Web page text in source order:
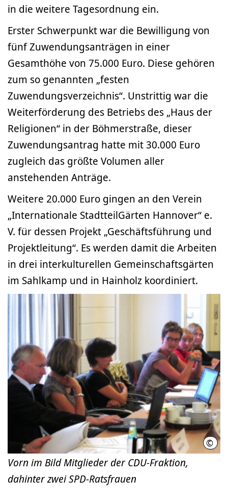
in die weitere Tagesordnung ein.
Erster Schwerpunkt war die Bewilligung von
fünf Zuwendungsanträgen in einer
Gesamthöhe von 75.000 Euro. Diese gehören
zum so genannten „festen
Zuwendungsverzeichnis“. Unstrittig war die
Weiterförderung des Betriebs des „Haus der
Religionen“ in der Böhmerstraße, dieser
Zuwendungs­antrag hatte mit 30.000 Euro
zugleich das größte Volumen aller
anstehenden Anträge.
Weitere 20.000 Euro gingen an den Verein
„Internationale StadtteilGärten Hannover“ e.
V. für dessen Projekt „Geschäftsführung und
Projektleitung“. Es werden damit die Arbeiten
in drei interkulturellen Gemeinschaftsgärten
im Sahlkamp und in Hainholz koordiniert.
© LHH
Vorn im Bild Mitglieder der CDU-Fraktion,
dahinter zwei SPD-Ratsfrauen